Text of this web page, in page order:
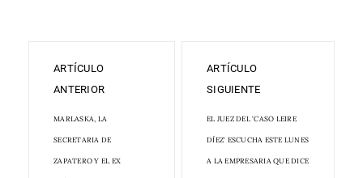
ARTÍCULO
ANTERIOR
MARLASKA, LA
SECRETARIA DE
ZAPATERO Y EL EX
ARTÍCULO
SIGUIENTE
EL JUEZ DEL 'CASO LEIRE
DÍEZ' ESCUCHA ESTE LUNES
A LA EMPRESARIA QUE DICE